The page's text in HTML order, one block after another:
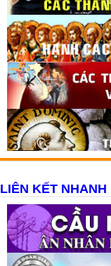
LIÊN KẾT NHANH